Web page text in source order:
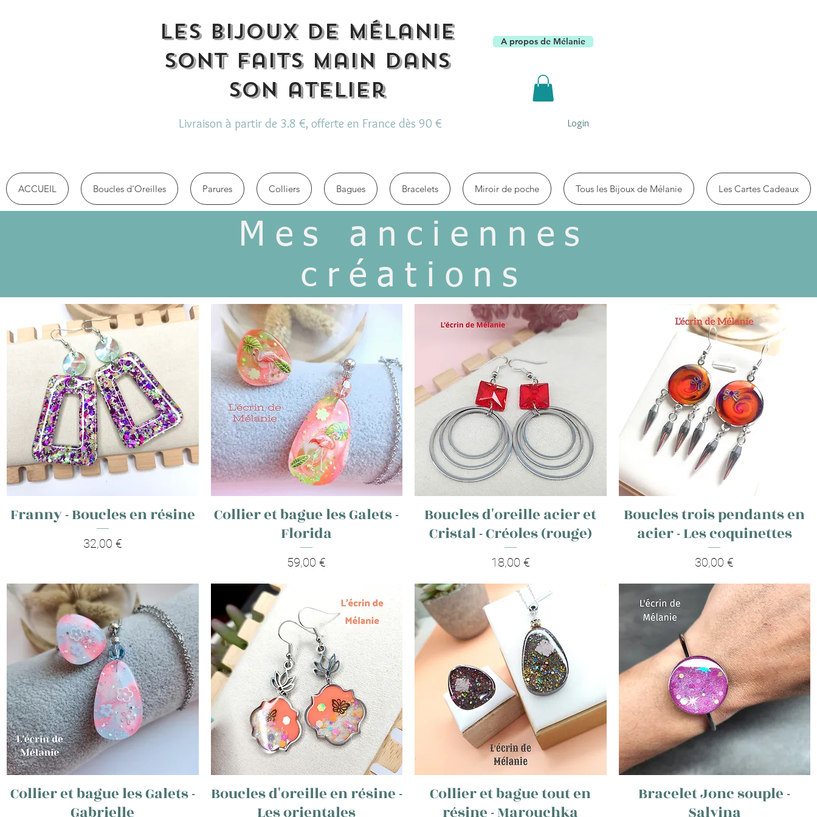
Les bijoux de Mélanie
sont faits main dans
son atelier
Livraison à partir de 3.8 €, offerte en France dès 90 €
A propos de Mélanie
Login
ACCUEIL Boucles d'Oreilles Parures Colliers Bagues Bracelets Miroir de poche Tous les Bijoux de Mélanie Les Cartes Cadeaux
Mes anciennes
créations
Franny - Boucles en résine
Prix
32,00 €
Collier et bague les Galets -
Florida
Prix
59,00 €
Boucles d'oreille acier et
Cristal - Créoles (rouge)
Prix
18,00 €
Boucles trois pendants en
acier - Les coquinettes
Prix
30,00 €
Collier et bague les Galets -
Boucles d'oreille en résine -
Collier et bague tout en
Bracelet Jonc souple -